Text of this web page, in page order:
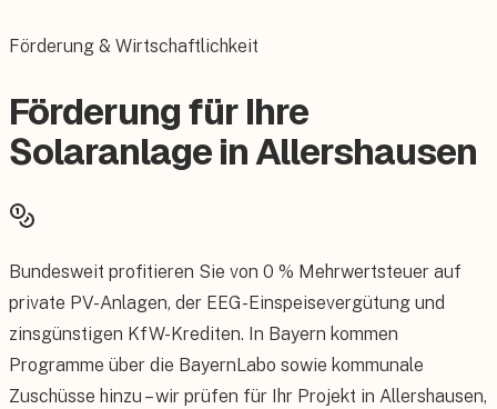
Förderung & Wirtschaftlichkeit
Förderung für Ihre
Solaranlage in Allershausen
Bundesweit profitieren Sie von 0 % Mehrwertsteuer auf
private PV-Anlagen, der EEG-Einspeisevergütung und
zinsgünstigen KfW-Krediten. In Bayern kommen
Programme über die BayernLabo sowie kommunale
Zuschüsse hinzu – wir prüfen für Ihr Projekt in Allershausen,